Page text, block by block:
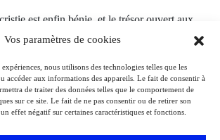
Vos paramètres de cookies
nous utilisons des technologies telles que les
accéder aux informations des appareils. Le fait de consentir à
de traiter des données telles que le comportement de
sur ce site. Le fait de ne pas consentir ou de retirer son
effet négatif sur certaines caractéristiques et fonctions.
est enfin bénie, et le trésor ouvert aux
d’architecturepublie en 1854 plusieurs
plan publié montre bien l’implantation du
sacristie, les deux grands chapiers qui se
– au fond, l’armoire en trois parties,